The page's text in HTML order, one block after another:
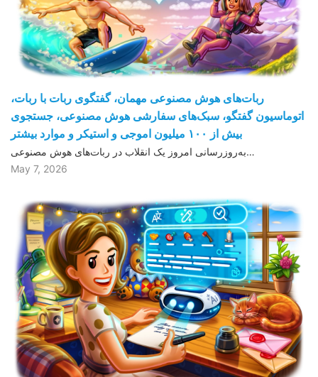
ربات‌های هوش مصنوعی مهمان، گفتگوی ربات با ربات،
اتوماسیون گفتگو، سبک‌های سفارشی هوش مصنوعی، جستجوی
بیش از ١۰۰ میلیون اموجی و استیکر و موارد بیشتر
به‌روزرسانی امروز یک انقلاب در ربات‌های هوش مصنوعی…
May 7, 2026